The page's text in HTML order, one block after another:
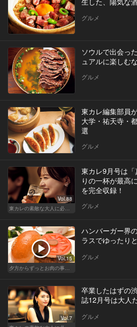
グルメ
ソウルで出会っ
ュアルに楽しむ
グルメ
東カレ編集部員
大学・祐天寺・
選
グルメ
Vol.88
東カレ9月号は
りの一杯が最高
を完全収録！
グルメ
Vol.15
ハンバーガー界
ラスでゆったり
グルメ
Vol.7
卒業したはずの
誌12月号は大人
グルメ